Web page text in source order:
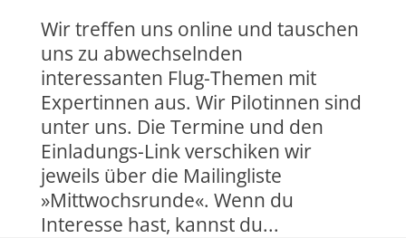
Wir treffen uns online und tauschen
uns zu abwechselnden
interessanten Flug-Themen mit
Expertinnen aus. Wir Pilotinnen sind
unter uns. Die Termine und den
Einladungs-Link verschiken wir
jeweils über die Mailingliste
»Mittwochsrunde«. Wenn du
Interesse hast, kannst du...